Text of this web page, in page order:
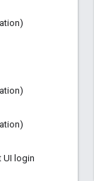
UI login